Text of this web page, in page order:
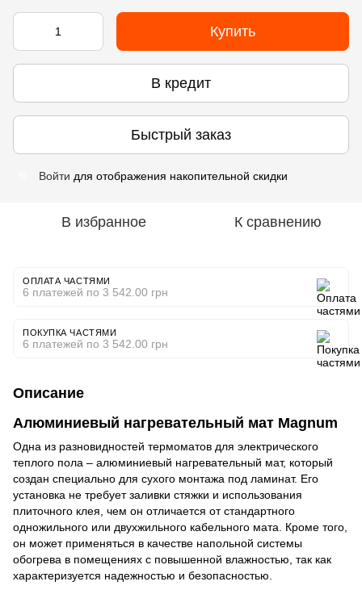
Купить
В кредит
Быстрый заказ
Войти для отображения накопительной скидки
В избранное К сравнению
ОПЛАТА ЧАСТЯМИ
6 платежей по 3 542.00 грн
ПОКУПКА ЧАСТЯМИ
6 платежей по 3 542.00 грн
Описание
Алюминиевый нагревательный мат Magnum
Одна из разновидностей термоматов для электрического
теплого пола – алюминиевый нагревательный мат, который
создан специально для сухого монтажа под ламинат. Его
установка не требует заливки стяжки и использования
плиточного клея, чем он отличается от стандартного
одножильного или двухжильного кабельного мата. Кроме того,
он может применяться в качестве напольной системы
обогрева в помещениях с повышенной влажностью, так как
характеризуется надежностью и безопасностью.